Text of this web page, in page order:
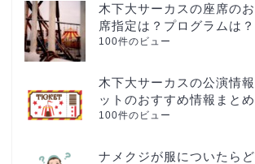
木下大サーカスの座席の
席指定は？プログラムは？
100件のビュー
木下大サーカスの公演情
ットのおすすめ情報まとめ
100件のビュー
ナメクジが服についたら